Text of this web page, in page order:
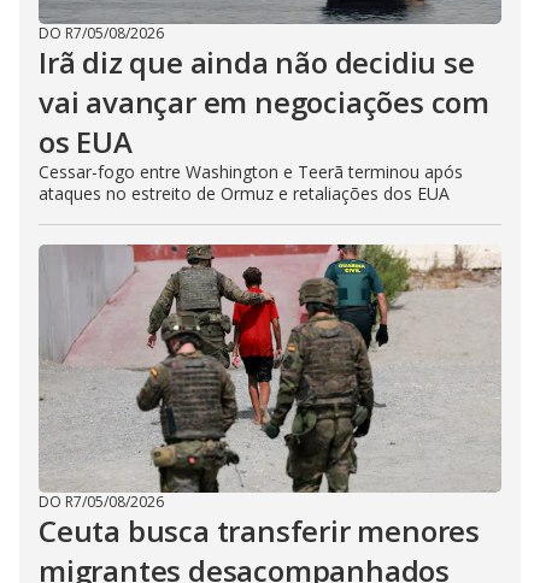
DO R7/05/08/2026
Irã diz que ainda não decidiu se
vai avançar em negociações com
os EUA
Cessar-fogo entre Washington e Teerã terminou após
ataques no estreito de Ormuz e retaliações dos EUA
DO R7/05/08/2026
Ceuta busca transferir menores
migrantes desacompanhados